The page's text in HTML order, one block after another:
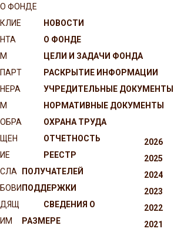
О ФОНДЕ
НОВОСТИ
О ФОНДЕ
ЦЕЛИ И ЗАДАЧИ ФОНДА
РАСКРЫТИЕ ИНФОРМАЦИИ
УЧРЕДИТЕЛЬНЫЕ ДОКУМЕНТЫ
НОРМАТИВНЫЕ ДОКУМЕНТЫ
ОХРАНА ТРУДА
ОТЧЕТНОСТЬ
2026
2025
2024
2023
2022
2021
РЕЕСТР
ПОЛУЧАТЕЛЕЙ
ПОДДЕРЖКИ
СВЕДЕНИЯ О
РАЗМЕРЕ
КЛИЕ
НТА
М
ПАРТ
НЕРА
М
ОБРА
ЩЕН
ИЕ
СЛА
БОВИ
ДЯЩ
ИМ